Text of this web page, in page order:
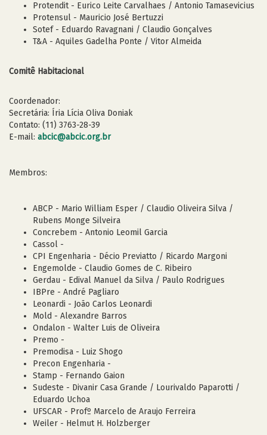
Protendit - Eurico Leite Carvalhaes / Antonio Tamasevicius
Protensul - Mauricio José Bertuzzi
Sotef - Eduardo Ravagnani / Claudio Gonçalves
T&A - Aquiles Gadelha Ponte / Vitor Almeida
Comitê Habitacional
Coordenador:
Secretária: Íria Lícia Oliva Doniak
Contato: (11) 3763-28-39
E-mail: abcic@abcic.org.br
Membros:
ABCP - Mario William Esper / Claudio Oliveira Silva /
Rubens Monge Silveira
Concrebem - Antonio Leomil Garcia
Cassol -
CPI Engenharia - Décio Previatto / Ricardo Margoni
Engemolde - Claudio Gomes de C. Ribeiro
Gerdau - Edival Manuel da Silva / Paulo Rodrigues
IBPre - André Pagliaro
Leonardi - João Carlos Leonardi
Mold - Alexandre Barros
Ondalon - Walter Luis de Oliveira
Premo -
Premodisa - Luiz Shogo
Precon Engenharia -
Stamp - Fernando Gaion
Sudeste - Divanir Casa Grande / Lourivaldo Paparotti /
Eduardo Uchoa
UFSCAR - Profº Marcelo de Araujo Ferreira
Weiler - Helmut H. Holzberger